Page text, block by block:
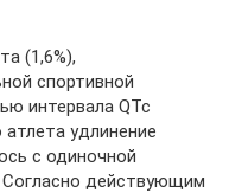
(1,6%),
спортивной
интервала QTc
удлинение
с одиночной
действующим